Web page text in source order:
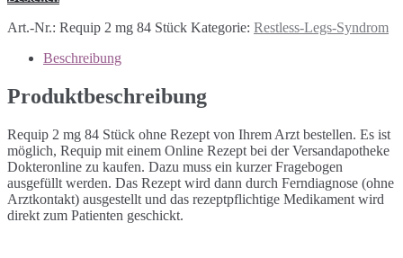
Art.-Nr.: Requip 2 mg 84 Stück Kategorie: Restless-Legs-Syndrom
Beschreibung
Produktbeschreibung
Requip 2 mg 84 Stück ohne Rezept von Ihrem Arzt bestellen. Es ist
möglich, Requip mit einem Online Rezept bei der Versandapotheke
Dokteronline zu kaufen. Dazu muss ein kurzer Fragebogen
ausgefüllt werden. Das Rezept wird dann durch Ferndiagnose (ohne
Arztkontakt) ausgestellt und das rezeptpflichtige Medikament wird
direkt zum Patienten geschickt.